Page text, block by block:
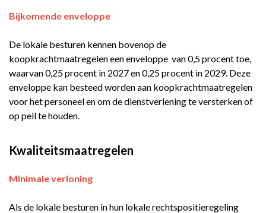
Bijkomende enveloppe
De lokale besturen kennen bovenop de
koopkrachtmaatregelen een enveloppe van 0,5 procent toe,
waarvan 0,25 procent in 2027 en 0,25 procent in 2029. Deze
enveloppe kan besteed worden aan koopkrachtmaatregelen
voor het personeel en om de dienstverlening te versterken of
op peil te houden.
Kwaliteitsmaatregelen
Minimale verloning
Als de lokale besturen in hun lokale rechtspositieregeling